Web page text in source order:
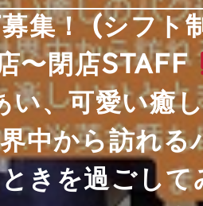
集！ (シフト
〜閉店STAFF
い、可愛い癒
中から訪れる
きを過ごし